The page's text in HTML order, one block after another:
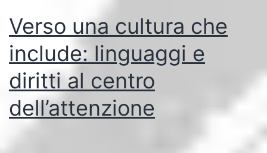
Verso una cultura che
include: linguaggi e
diritti al centro
dell’attenzione